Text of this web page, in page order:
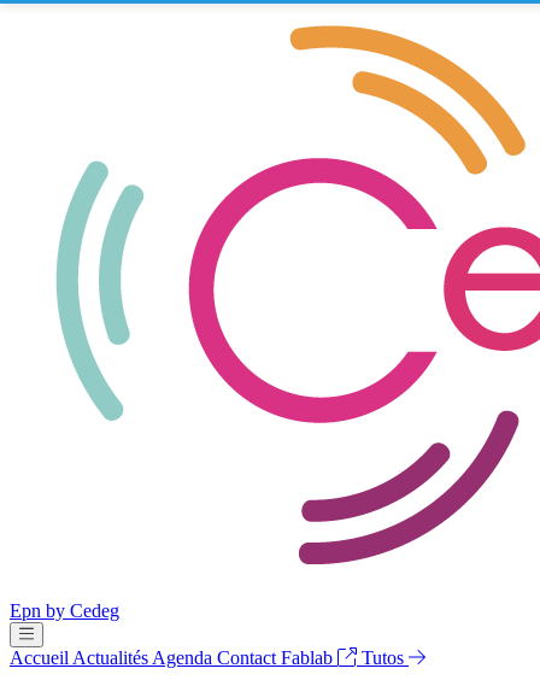
Epn by Cedeg
Ouvrir le menu principal
Accueil Actualités Agenda Contact Fablab
Tutos